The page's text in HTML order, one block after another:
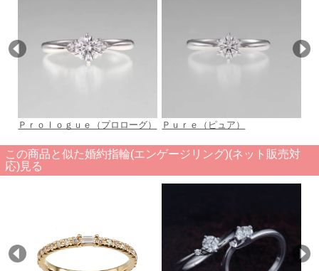
Ｐｒｏｌｏｇｕｅ（プロローグ） Ｐｕｒｅ（ピュア）
この商品と似た婚約指輪(エンゲージリング)(ネット販売対
応)見る